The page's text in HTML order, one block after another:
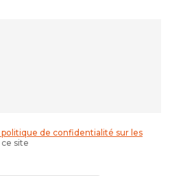
politique de confidentialité sur les
site